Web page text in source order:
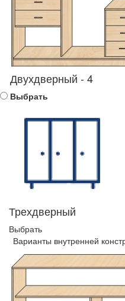
Двухдверный - 4
Выбрать
Трехдверный
Выбрать
Варианты внутренней